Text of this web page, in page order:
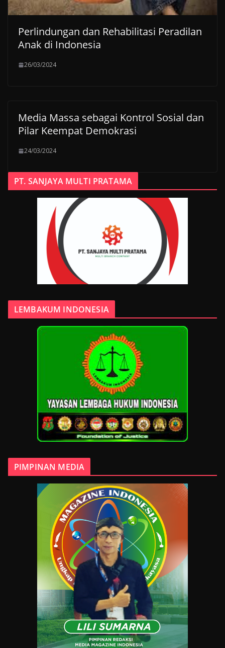
Perlindungan dan Rehabilitasi Peradilan
Anak di Indonesia
26/03/2024
Media Massa sebagai Kontrol Sosial dan
Pilar Keempat Demokrasi
24/03/2024
PT. SANJAYA MULTI PRATAMA
LEMBAKUM INDONESIA
PIMPINAN MEDIA